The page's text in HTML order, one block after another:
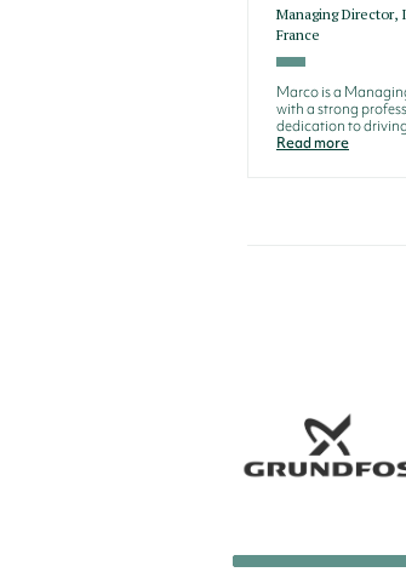
Managing Director,
France
Marco is a
with a strong
dedication to
Read more